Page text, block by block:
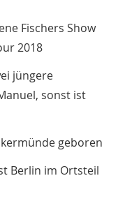
Fischers Show
2018
jüngere
sonst ist
geboren
Berlin im Ortsteil